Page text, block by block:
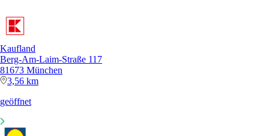
Kaufland
Berg-Am-Laim-Straße 117
81673 München
3,56 km
geöffnet